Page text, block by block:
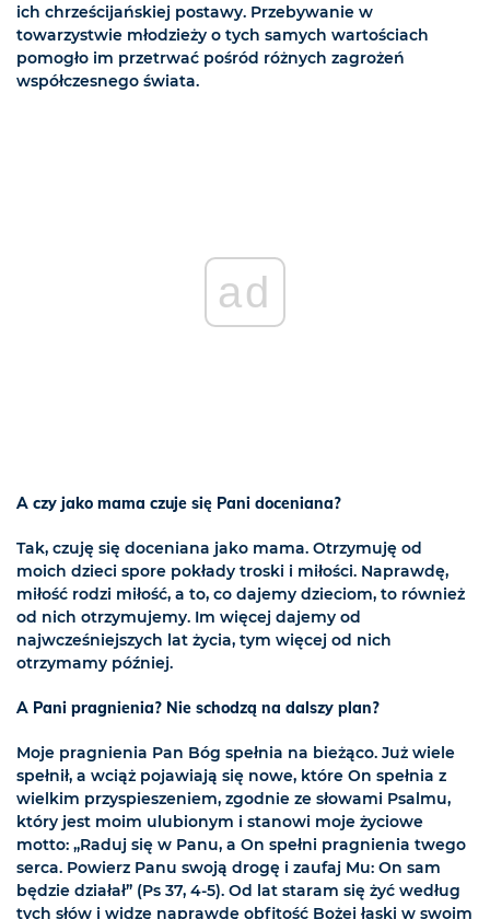
ich chrześcijańskiej postawy. Przebywanie w
towarzystwie młodzieży o tych samych wartościach
pomogło im przetrwać pośród różnych zagrożeń
współczesnego świata.
ad
A czy jako mama czuje się Pani doceniana?
Tak, czuję się doceniana jako mama. Otrzymuję od
moich dzieci spore pokłady troski i miłości. Naprawdę,
miłość rodzi miłość, a to, co dajemy dzieciom, to również
od nich otrzymujemy. Im więcej dajemy od
najwcześniejszych lat życia, tym więcej od nich
otrzymamy później.
A Pani pragnienia? Nie schodzą na dalszy plan?
Moje pragnienia Pan Bóg spełnia na bieżąco. Już wiele
spełnił, a wciąż pojawiają się nowe, które On spełnia z
wielkim przyspieszeniem, zgodnie ze słowami Psalmu,
który jest moim ulubionym i stanowi moje życiowe
motto: „Raduj się w Panu, a On spełni pragnienia twego
serca. Powierz Panu swoją drogę i zaufaj Mu: On sam
będzie działał” (Ps 37, 4-5). Od lat staram się żyć według
tych słów i widzę naprawdę obfitość Bożej łaski w swoim